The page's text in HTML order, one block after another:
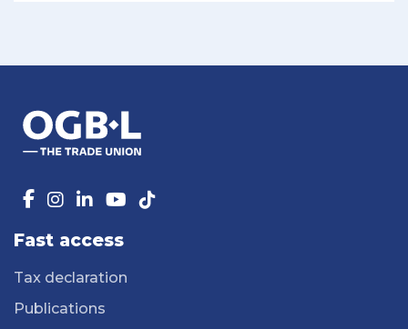
Fast access
Tax declaration
Publications